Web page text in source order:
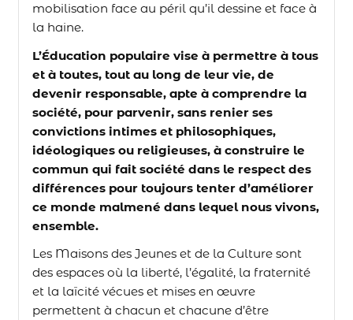
mobilisation face au péril qu’il dessine et face à
la haine.
L’Éducation populaire vise à permettre à tous
et à toutes, tout au long de leur vie, de
devenir responsable, apte à comprendre la
société, pour parvenir, sans renier ses
convictions intimes et philosophiques,
idéologiques ou religieuses, à construire le
commun qui fait société dans le respect des
différences pour toujours tenter d’améliorer
ce monde malmené dans lequel nous vivons,
ensemble.
Les Maisons des Jeunes et de la Culture sont
des espaces où la liberté, l’égalité, la fraternité
et la laïcité vécues et mises en œuvre
permettent à chacun et chacune d’être